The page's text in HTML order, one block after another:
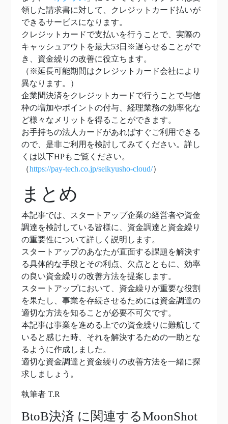
領した請求書に対して、クレジットカード払いが
できるサービスになります。
クレジットカードで支払いを行うことで、実際の
キャッシュアウトを最大53日※遅らせることがで
き、資金繰りの改善に役立ちます。
（※延長可能期間はクレジットカード会社により
異なります。）
企業間決済をクレジットカードで行うことで与信
枠の増加やポイントの付与、経理業務の効率化な
ど様々なメリットを得ることができます。
お手持ちの法人カードがあればすぐご利用できる
ので、是非ご利用を検討してみてください。詳し
くは以下HPもご覧ください。
（https://pay-tech.co.jp/seikyusho-cloud/）
まとめ
本記事では、スタートアップ企業の経営者や資金
調達を検討している皆様に、資金調達と資金繰り
の重要性について詳しく説明します。
スタートアップのあなたが直面する課題を解決す
る具体的な手段とその利点、欠点とともに、効率
の良い資金繰りの改善方法を提案します。
スタートアップにおいて、資金繰りが重要な役割
を果たし、事業を存続させるためには資金調達の
適切な方法を知ることが必要不可欠です。
本記事は事業を進める上での資金繰りに難航して
いると感じた時、それを解決するための一助とな
るように作成しました。
適切な資金調達と資金繰りの改善方法を一緒に探
求しましょう。
執筆者 T.R
BtoB決済 に関連するMoonShot